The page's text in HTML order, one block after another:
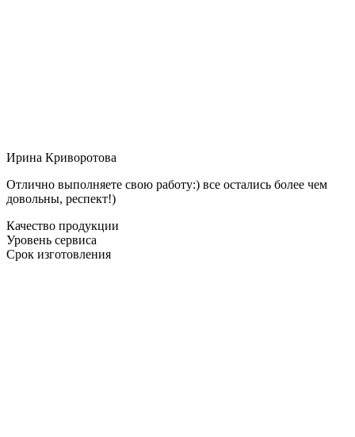
Ирина Криворотова
Отлично выполняете свою работу:) все остались более чем
довольны, респект!)
Качество продукции
Уровень сервиса
Срок изготовления